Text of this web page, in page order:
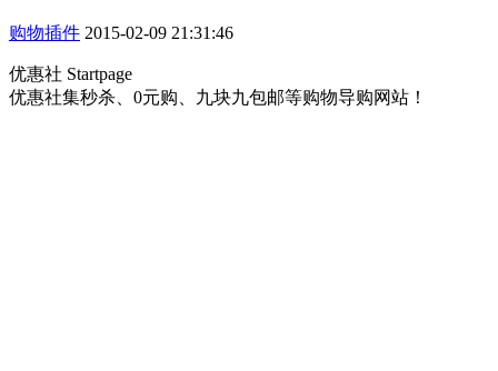
购物插件 2015-02-09 21:31:46
优惠社 Startpage
优惠社集秒杀、0元购、九块九包邮等购物导购网站！